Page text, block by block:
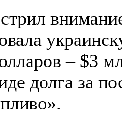
– $3
долга за